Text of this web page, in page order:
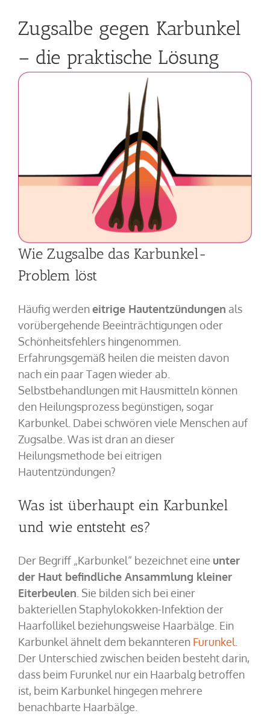
Zugsalbe gegen Karbunkel
– die praktische Lösung
Wie Zugsalbe das Karbunkel-
Problem löst
Häufig werdeneitrige Hautentzündungen als
vorübergehende Beeinträchtigungen oder
Schönheitsfehlers hingenommen.
Erfahrungsgemäß heilen die meisten davon
nach ein paar Tagen wieder ab.
Selbstbehandlungen mit Hausmitteln können
den Heilungsprozess begünstigen, sogar
Karbunkel. Dabei schwören viele Menschen auf
Zugsalbe. Was ist dran an dieser
Heilungsmethode bei eitrigen
Hautentzündungen?
Was ist überhaupt ein Karbunkel
und wie entsteht es?
Der Begriff „Karbunkel“ bezeichnet eine unter
der Haut befindliche Ansammlung kleiner
Eiterbeulen. Sie bilden sich bei einer
bakteriellen Staphylokokken-Infektion der
Haarfollikel beziehungsweise Haarbälge. Ein
Karbunkel ähnelt dem bekannteren Furunkel.
Der Unterschied zwischen beiden besteht darin,
dass beim Furunkel nur ein Haarbalg betroffen
ist, beim Karbunkel hingegen mehrere
benachbarte Haarbälge.